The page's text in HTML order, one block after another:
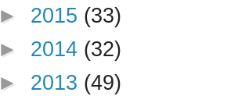
► 2015 (33)
► 2014 (32)
► 2013 (49)